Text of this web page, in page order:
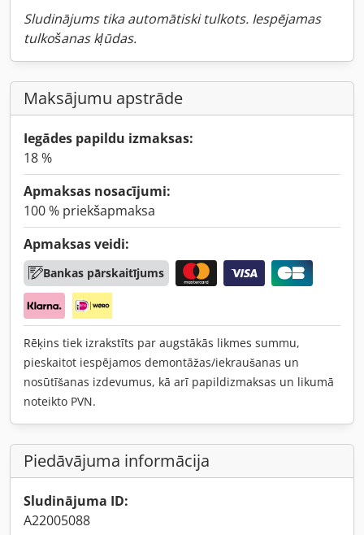
Sludinājums tika automātiski tulkots. Iespējamas
tulkošanas kļūdas.
Maksājumu apstrāde
Iegādes papildu izmaksas:
18 %
Apmaksas nosacījumi:
100 % priekšapmaksa
Apmaksas veidi:
Bankas pārskaitījums
Rēķins tiek izrakstīts par augstākās likmes summu,
pieskaitot iespējamos demontāžas/iekraušanas un
nosūtīšanas izdevumus, kā arī papildizmaksas un likumā
noteikto PVN.
Piedāvājuma informācija
Sludinājuma ID:
A22005088